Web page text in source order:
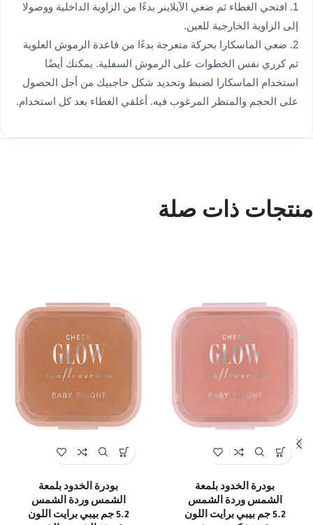
1. افتحي الغطاء ثم ضعي الآيلاينر بدءًا من الزاوية الداخلية ووصولا
إلى الزاوية الخارجية للعين.
2. ضعي الماسكارا بحركة متعرجة بدءًا من قاعدة الرموش العلوية
ثم كرري نفس الخطوات على الرموش السفلية. يمكنك أيضًا
استخدام الماسكارا لضبط وتحديد شكل حاجبيك من أجل الحصول
على الحجم والمنظر المرغوب فيه. أغلقي الغطاء بعد كل استخدام.
منتجات ذات صلة
بودرة الخدود بلمعة
الشمس وردة الشمس
5.2 جم بيبي برايت اللون
بودرة الخدود بلمعة
الشمس وردة الشمس
5.2 جم بيبي برايت اللون